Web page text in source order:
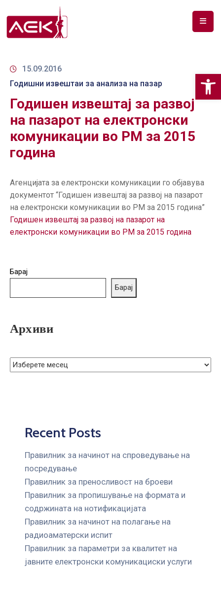
ЗА
ДОКУМЕНТИ
РФ
СПЕКТАР
ТЕЛЕКОМУНИКАЦИИ
АНАЛИЗА
ГРИЖА
ЗА
ЈАВНИ
15.09.2016
Годишни извештаи за анализа на пазар
Годишен извештај за развој
на пазарот на електронски
комуникации во РМ за 2015
година
Агенцијата за електронски комуникации го објавува
документот “Годишен извештај за развој на пазарот
на електронски комуникации во РМ за 2015 година”
Годишен извештај за развој на пазарот на
електронски комуникации во РМ за 2015 година
Барај
Барај
Архиви
Recent Posts
Правилник за начинот на спроведување на
посредување
Правилник за преносливост на броеви
Правилник за пропишување на формата и
содржината на нотификацијата
Правилник за начинот на полагање на
радиоаматерски испит
Правилник за параметри за квалитет на
јавните елeктронски комуникациски услуги